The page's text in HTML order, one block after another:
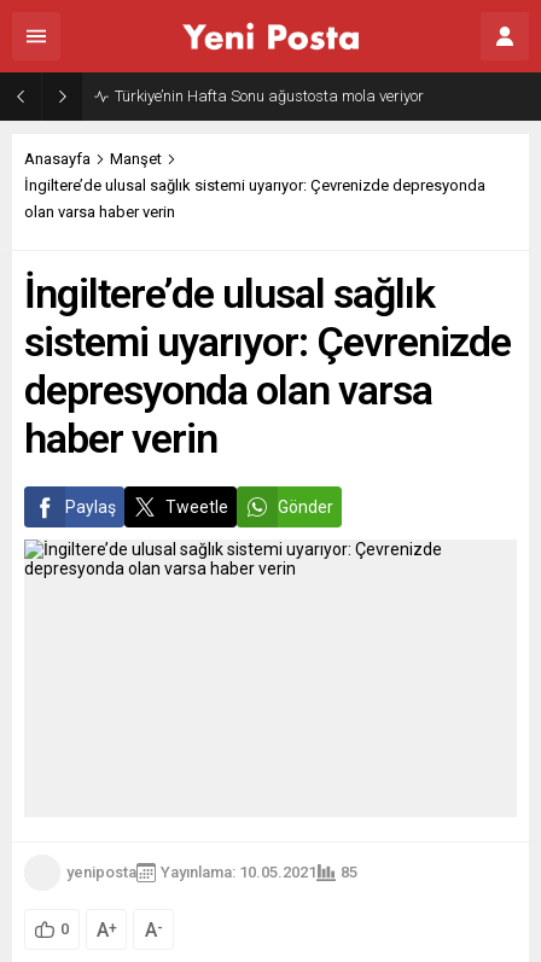
Türkiye’nin Hafta Sonu ağustosta mola veriyor
Anasayfa
Manşet
İngiltere’de ulusal sağlık sistemi uyarıyor: Çevrenizde depresyonda
olan varsa haber verin
İngiltere’de ulusal sağlık
sistemi uyarıyor: Çevrenizde
depresyonda olan varsa
haber verin
Paylaş Tweetle Gönder
yeniposta Yayınlama: 10.05.2021 85
0 A+ A-